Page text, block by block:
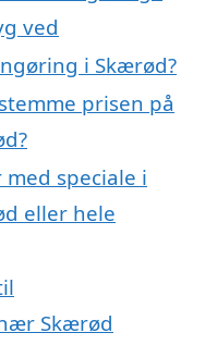
ved
i Skærød?
prisen på
speciale i
eller hele
Skærød